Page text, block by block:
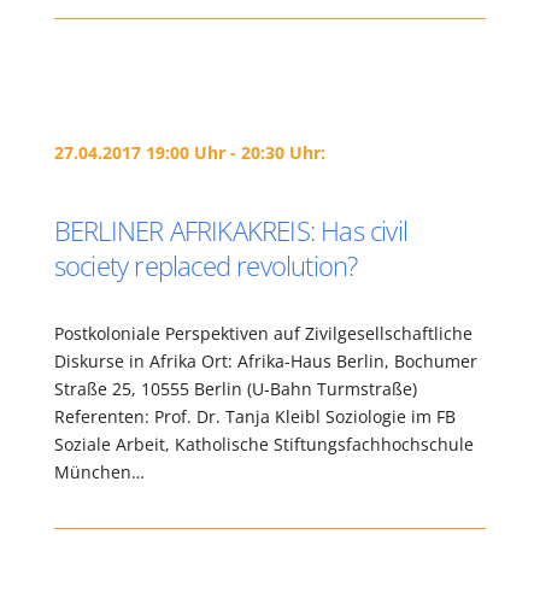
27.04.2017 19:00 Uhr - 20:30 Uhr:
BERLINER AFRIKAKREIS: Has civil
society replaced revolution?
Postkoloniale Perspektiven auf Zivilgesellschaftliche
Diskurse in Afrika Ort: Afrika-Haus Berlin, Bochumer
Straße 25, 10555 Berlin (U-Bahn Turmstraße)
Referenten: Prof. Dr. Tanja Kleibl Soziologie im FB
Soziale Arbeit, Katholische Stiftungsfachhochschule
München…